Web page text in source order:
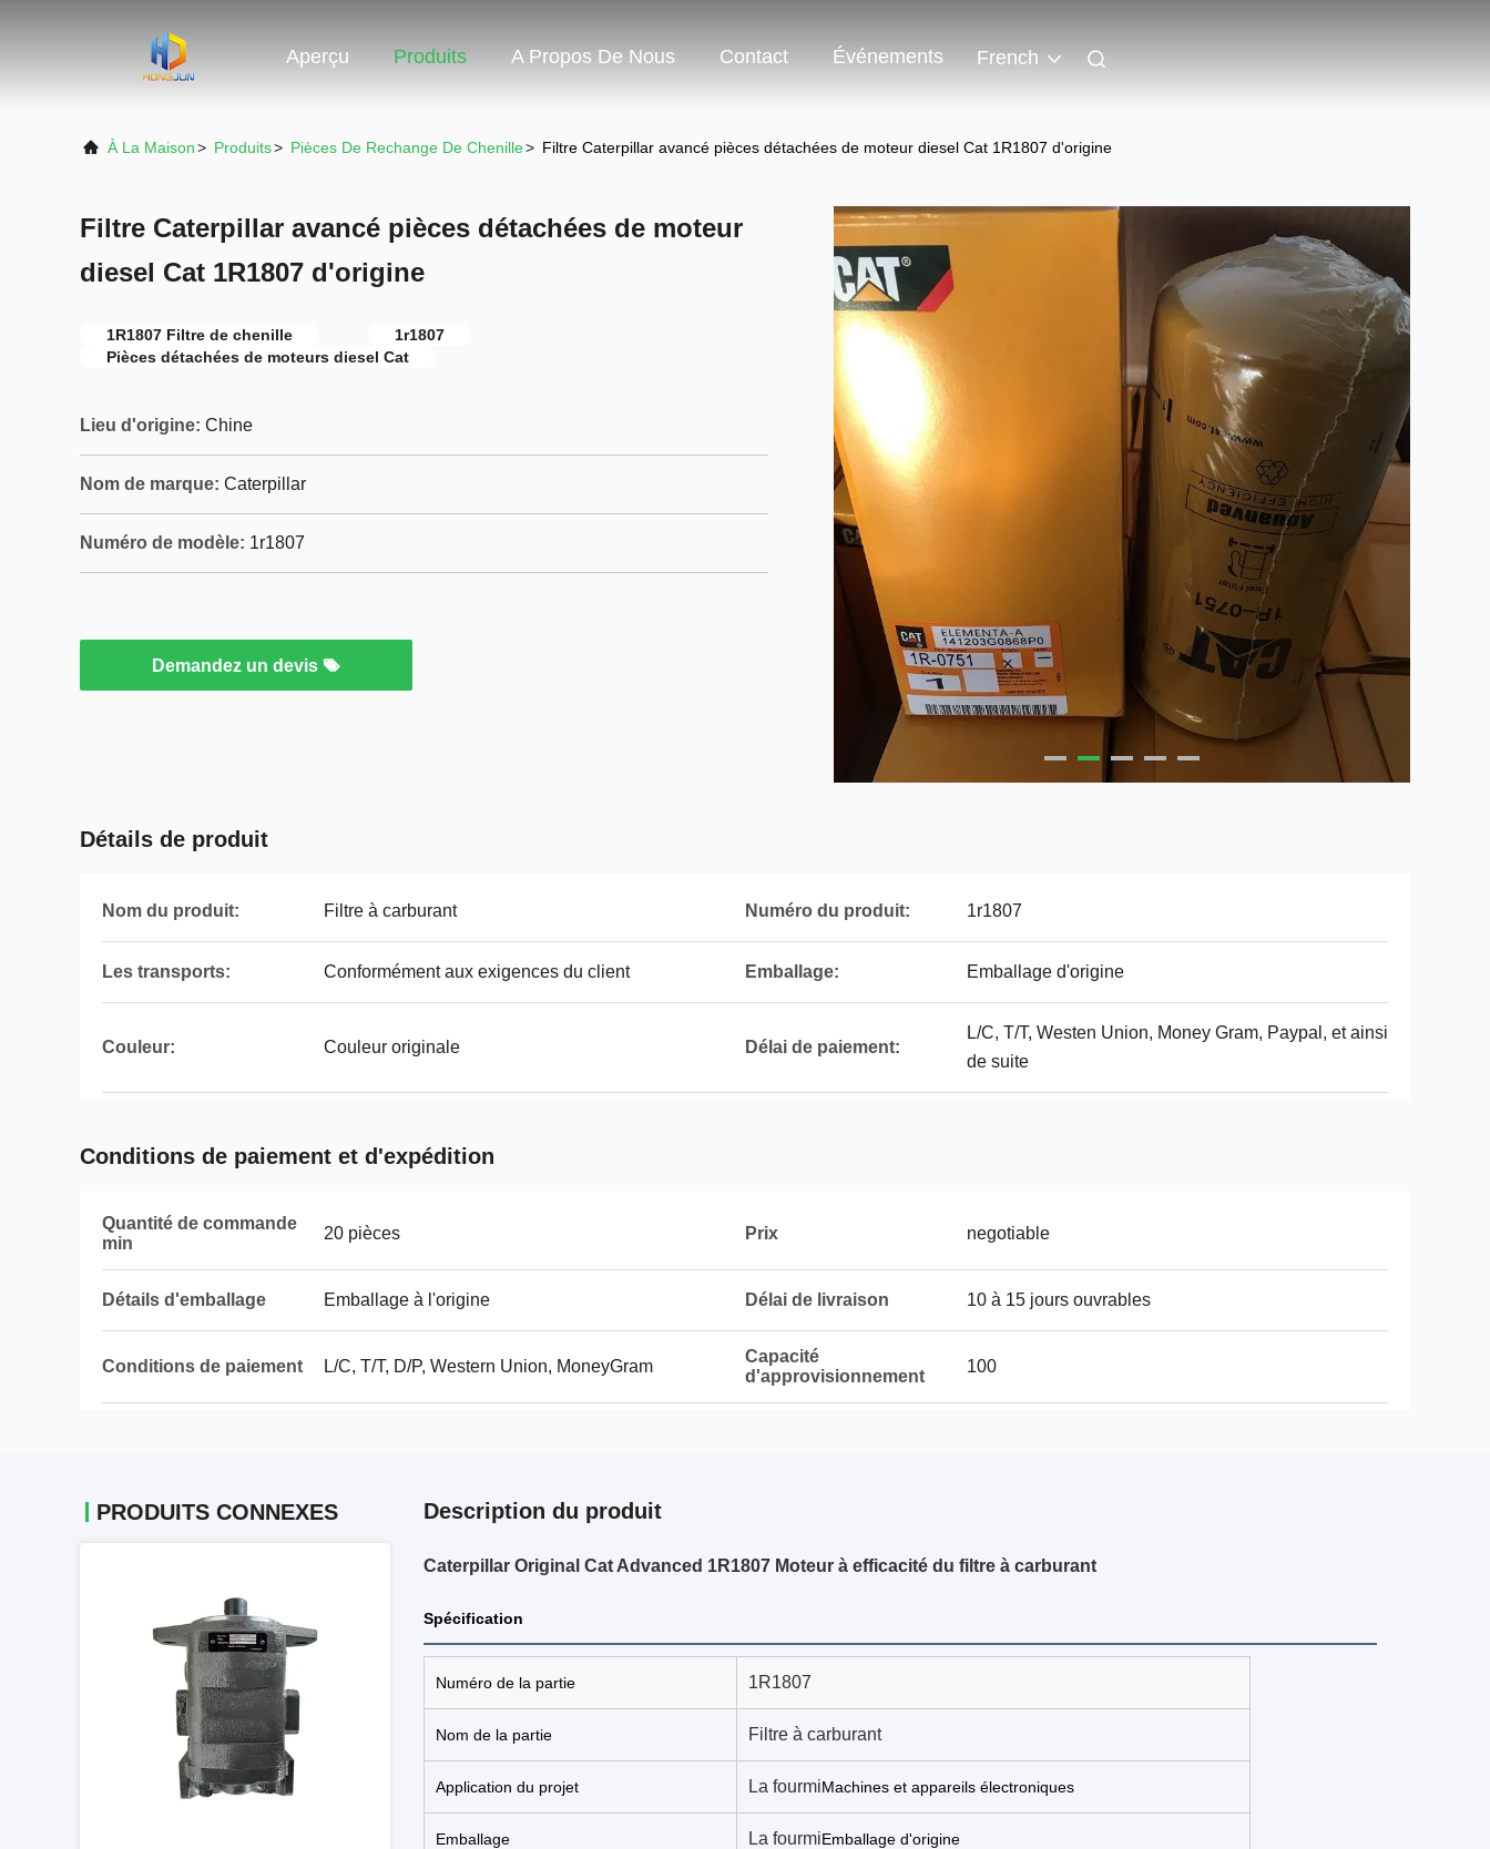
Aperçu Produits A Propos De Nous Contact Événements French
À La Maison> Produits> Pièces De Rechange De Chenille> Filtre Caterpillar avancé pièces détachées de moteur diesel Cat 1R1807 d'origine
Filtre Caterpillar avancé pièces détachées de moteur
diesel Cat 1R1807 d'origine
1R1807 Filtre de chenille
1r1807
Pièces détachées de moteurs diesel Cat
Lieu d'origine: Chine
Nom de marque: Caterpillar
Numéro de modèle: 1r1807
Demandez un devis
Détails de produit
Nom du produit: Filtre à carburant Numéro du produit: 1r1807
Les transports: Conformément aux exigences du client Emballage: Emballage d'origine
Couleur: Couleur originale Délai de paiement:
L/C, T/T, Westen Union, Money Gram, Paypal, et ainsi
de suite
Conditions de paiement et d'expédition
Quantité de commande
min
20 pièces Prix negotiable
Détails d'emballage Emballage à l'origine Délai de livraison 10 à 15 jours ouvrables
Conditions de paiement L/C, T/T, D/P, Western Union, MoneyGram
Capacité
d'approvisionnement
100
PRODUITS CONNEXES Description du produit
Caterpillar Original Cat Advanced 1R1807 Moteur à efficacité du filtre à carburant
Spécification
Numéro de la partie 1R1807
Nom de la partie Filtre à carburant
Application du projet La fourmiMachines et appareils électroniques
Emballage La fourmiEmballage d'origine